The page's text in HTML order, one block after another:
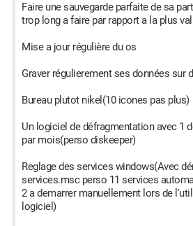
Faire une sauvegarde parfaite de sa
trop long a faire par rapport a la plus
Mise a jour régulière du os
Graver régulierement ses données sur
Bureau plutot nikel(10 icones pas plus)
Un logiciel de défragmentation avec 1
par mois(perso diskeeper)
Reglage des services windows(Avec
services.msc perso 11 services
2 a demarrer manuellement lors de
logiciel)